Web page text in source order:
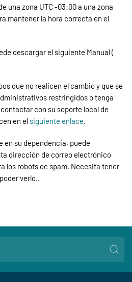
una zona UTC -03:00 a una zona
mantener la hora correcta en el
descargar el siguiente Manual (
que no realicen el cambio y que se
restringidos o tenga
con su soporte local de
en el siguiente enlace.
en su dependencia, puede
dirección de correo electrónico
los robots de spam. Necesita tener
verlo..